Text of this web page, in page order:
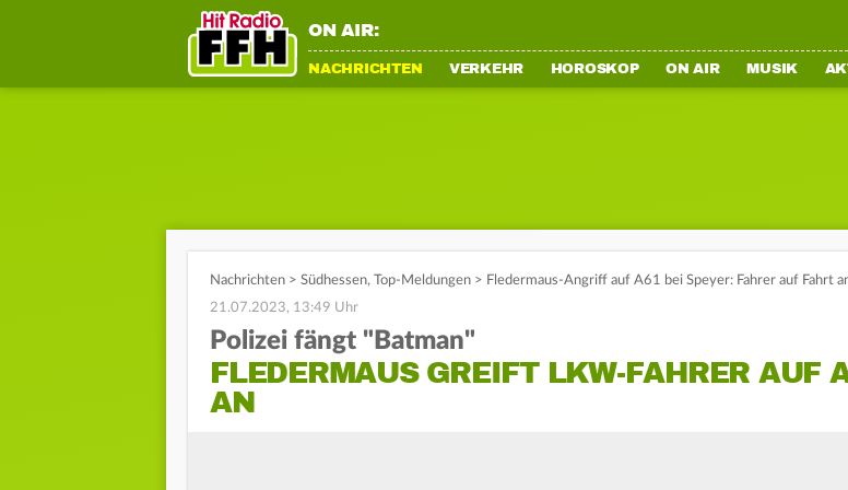
ON AIR:
NACHRICHTEN VERKEHR HOROSKOP ON AIR MUSIK
Nachrichten > Südhessen, Top-Meldungen > Fledermaus-Angriff auf A61 bei Speyer: Fahrer auf Fahrt
21.07.2023, 13:49 Uhr
Polizei fängt "Batman"
FLEDERMAUS GREIFT LKW-FAHRER AUF
AN